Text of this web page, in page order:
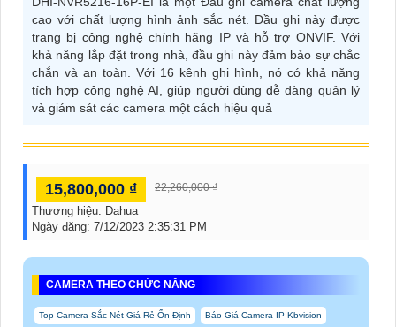
cao với chất lượng hình ảnh sắc nét. Đầu ghi này được
trang bị công nghệ chính hãng IP và hỗ trợ ONVIF. Với
khả năng lắp đặt trong nhà, đầu ghi này đảm bảo sự chắc
chắn và an toàn. Với 16 kênh ghi hình, nó có khả năng
tích hợp công nghệ AI, giúp người dùng dễ dàng quản lý
và giám sát các camera một cách hiệu quả
15,800,000 ₫ 22,260,000 ₫
Thương hiệu: Dahua
Ngày đăng: 7/12/2023 2:35:31 PM
CAMERA THEO CHỨC NĂNG
Top Camera Sắc Nét Giá Rẻ Ổn Định Báo Giá Camera IP Kbvision